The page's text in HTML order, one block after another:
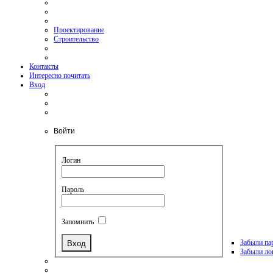
Проектирование
Строительство
Контакты
Интересно почитать
Вход
Войти
Логин
Пароль
Запомнить
Забыли
Забыли